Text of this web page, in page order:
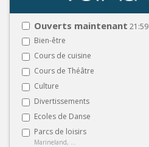
Ouverts maintenant 21:59
Bien-être
Cours de cuisine
Cours de Théâtre
Culture
Divertissements
Ecoles de Danse
Parcs de loisirs
Marineland, ...